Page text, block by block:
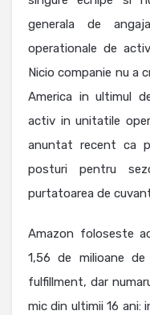
generala de
operationale de
Nicio companie nu a
America in ultimul
activ in unitatile
anuntat recent ca
posturi pentru
purtatoarea de
Amazon foloseste
1,56 de milioane
fulfillment, dar
mic din ultimii 16 ani: